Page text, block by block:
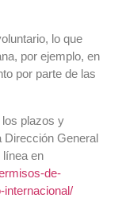
lo que
por ejemplo, en
por parte de las
plazos y
Dirección General
línea en
de-